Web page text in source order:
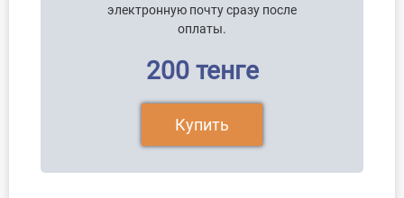
электронную почту сразу после
оплаты.
200 тенге
Купить